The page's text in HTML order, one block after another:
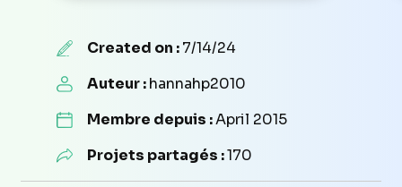
Created on :7/14/24
Auteur :hannahp2010
Membre depuis :April 2015
Projets partagés :170